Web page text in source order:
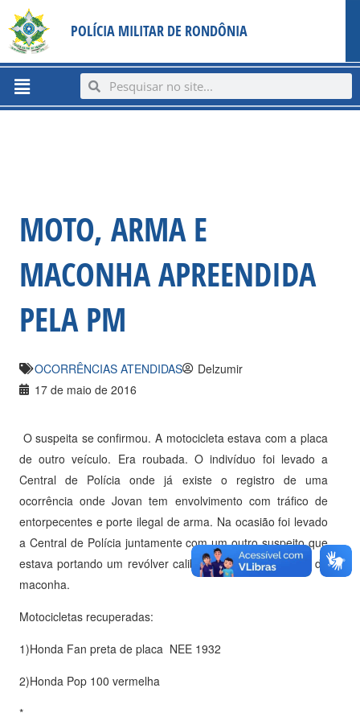
content
para
conteúdo
POLÍCIA MILITAR DE RONDÔNIA
Menu SearchSearch
MOTO, ARMA E
MACONHA APREENDIDA
PELA PM
OCORRÊNCIAS ATENDIDAS
Delzumir
17 de maio de 2016
O suspeita se confirmou. A motocicleta estava com a placa
de outro veículo. Era roubada. O indivíduo foi levado a
Central de Polícia onde já existe o registro de uma
ocorrência onde Jovan tem envolvimento com tráfico de
entorpecentes e porte ilegal de arma. Na ocasião foi levado
a Central de Polícia juntamente com um outro suspeito que
estava portando um revólver calibre .32 e dois tabletes de
maconha.
Motocicletas recuperadas:
1)Honda Fan preta de placa NEE 1932
2)Honda Pop 100 vermelha
*